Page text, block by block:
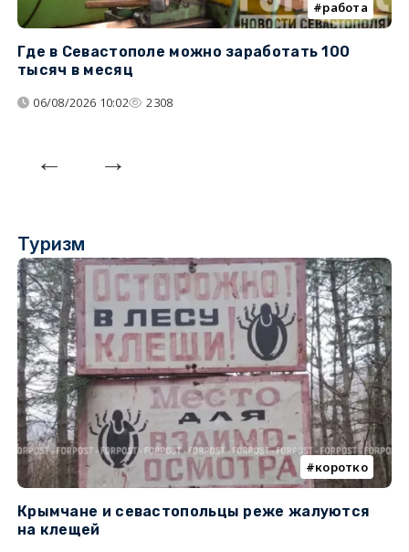
работа
Где в Севастополе можно заработать 100
тысяч в месяц
06/08/2026 10:02 2308
Туризм
коротко
Крымчане и севастопольцы реже жалуются
на клещей